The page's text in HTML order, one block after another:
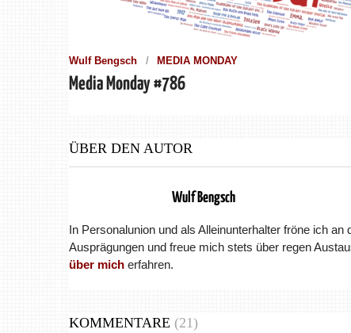
Wulf Bengsch MEDIA MONDAY
Media Monday #786
ÜBER DEN AUTOR
Wulf Bengsch
In Personalunion und als Alleinunterhalter fröne ich
Ausprägungen und freue mich stets über regen
über mich erfahren.
KOMMENTARE (21)